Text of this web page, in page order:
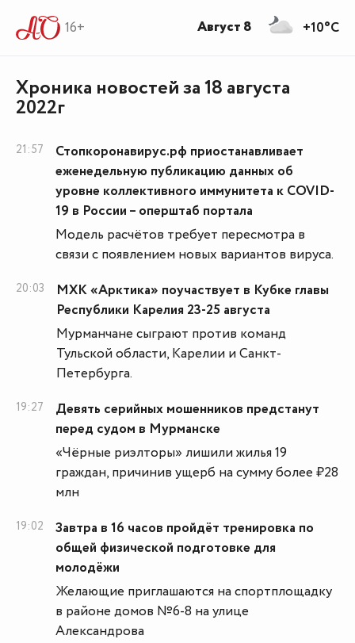
16+
Хроника новостей за 18 августа
2022г
21:57
Стопкоронавирус.рф приостанавливает
еженедельную публикацию данных об
уровне коллективного иммунитета к COVID-
19 в России – оперштаб портала
Модель расчётов требует пересмотра в
связи с появлением новых вариантов вируса.
20:03
МХК «Арктика» поучаствует в Кубке главы
Республики Карелия 23-25 августа
Мурманчане сыграют против команд
Тульской области, Карелии и Санкт-
Петербурга.
19:27
Девять серийных мошенников предстанут
перед судом в Мурманске
«Чёрные риэлторы» лишили жилья 19
граждан, причинив ущерб на сумму более ₽28
млн
19:02
Завтра в 16 часов пройдёт тренировка по
общей физической подготовке для
молодёжи
Желающие приглашаются на спортплощадку
в районе домов №6-8 на улице
Александрова
+10°C
Август 8